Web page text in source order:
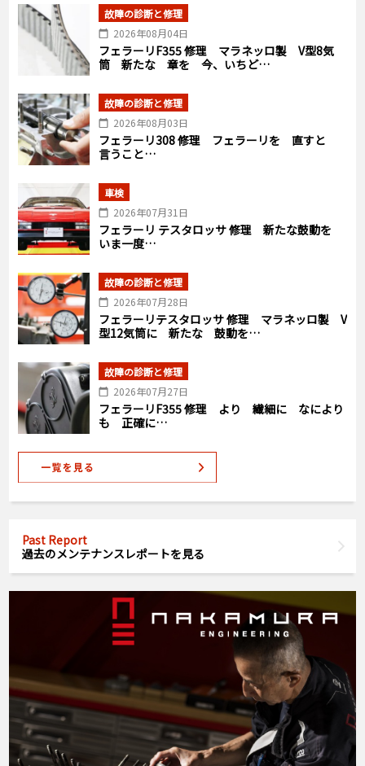
故障の診断と修理
2026年08月04日
フェラーリF355 修理 マラネッロ製 V型8気
筒 新たな 章を 今、いちど…
故障の診断と修理
2026年08月03日
フェラーリ308 修理 フェラーリを 直すと
言うこと…
車検
2026年07月31日
フェラーリ テスタロッサ 修理 新たな鼓動を
いま一度…
故障の診断と修理
2026年07月28日
フェラーリテスタロッサ 修理 マラネッロ製 V
型12気筒に 新たな 鼓動を…
故障の診断と修理
2026年07月27日
フェラーリF355 修理 より 繊細に なにより
も 正確に…
Past Report
過去のメンテナンスレポートを見る